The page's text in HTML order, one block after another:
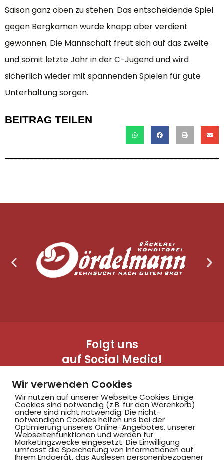
Saison ganz oben zu stehen. Das entscheidende Spiel
gegen Bergkamen wurde knapp aber verdient
gewonnen. Die Mannschaft freut sich auf das zweite
und somit letzte Jahr in der C-Jugend und wird
sicherlich wieder mit spannenden Spielen für gute
Unterhaltung sorgen.
BEITRAG TEILEN
Folgt uns
auf Social Media!
Hammer SportClub 2008
Wir verwenden Cookies
Wir nutzen auf unserer Webseite Cookies. Einige
Cookies sind notwendig (z.B. für den Warenkorb)
andere sind nicht notwendig. Die nicht-
notwendigen Cookies helfen uns bei der
Optimierung unseres Online-Angebotes, unserer
Webseitenfunktionen und werden für
Marketingzwecke eingesetzt. Die Einwilligung
umfasst die Speicherung von Informationen auf
Ihrem Endgerät, das Auslesen personenbezogener